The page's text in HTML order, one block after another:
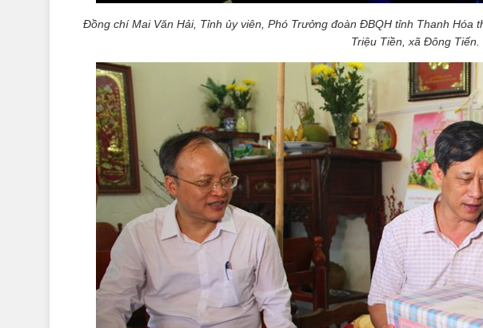
Đồng chí Mai Văn Hải, Tỉnh ủy viên, Phó Trưởng đoàn ĐBQH tỉnh Thanh Hóa
Triệu Tiền, xã Đông Tiến.